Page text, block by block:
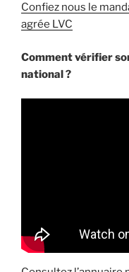
Confiez nous le
agrée LVC
Comment vérifier
national ?